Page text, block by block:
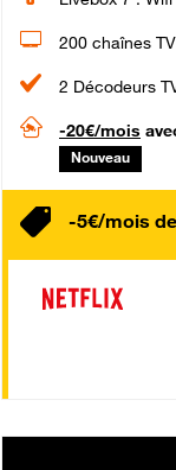
200 chaînes
2 Décodeurs
-20€/mois
Nouveau
-5€/mois